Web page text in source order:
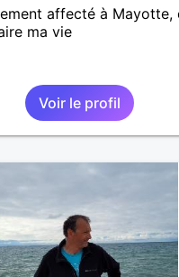
affecté à Mayotte,
ma vie
Voir le profil